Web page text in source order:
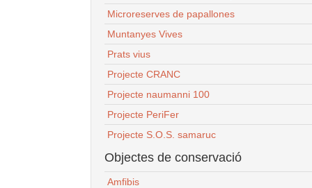
Microreserves de papallones
Muntanyes Vives
Prats vius
Projecte CRANC
Projecte naumanni 100
Projecte PeriFer
Projecte S.O.S. samaruc
Objectes de conservació
Amfibis